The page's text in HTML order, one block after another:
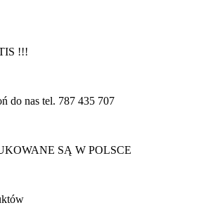
!!!
do nas tel. 787 435 707
SĄ W POLSCE